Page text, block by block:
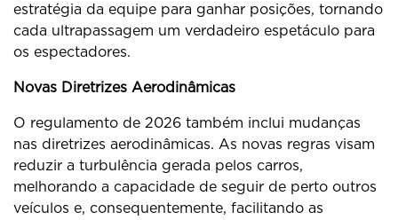
estratégia da equipe para ganhar posições, tornando
cada ultrapassagem um verdadeiro espetáculo para
os espectadores.
Novas Diretrizes Aerodinâmicas
O regulamento de 2026 também inclui mudanças
nas diretrizes aerodinâmicas. As novas regras visam
reduzir a turbulência gerada pelos carros,
melhorando a capacidade de seguir de perto outros
veículos e, consequentemente, facilitando as